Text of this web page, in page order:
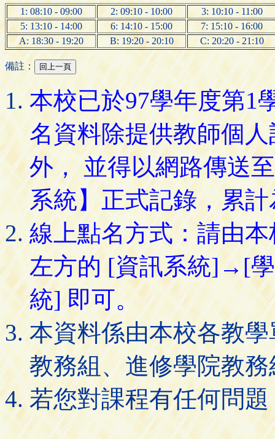
1: 08:10 - 09:00 2: 09:10 - 10:00
3: 10:10 - 11:00
5: 13:10 - 14:00
6: 14:10 - 15:00
7: 15:10 - 16:00
A: 18:30 - 19:20
B: 19:20 - 20:10 C: 20:20 - 21:10
備註：
本校已於97學年度第1
名資料除提供教師個
外， 並得以網路傳送
系統】正式記錄，累
線上點名方式：請由
左方的 [資訊系統]→[
統] 即可。
本資料係由本校各教
教務組、進修學院教
若您對課程有任何問